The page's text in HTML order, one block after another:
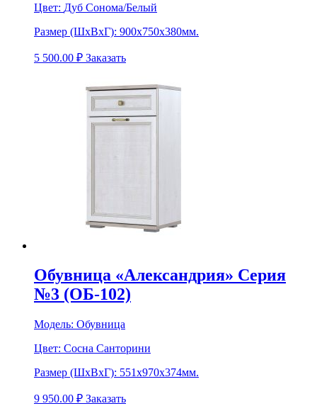
Цвет: Дуб Сонома/Белый
Размер (ШхВхГ): 900х750х380мм.
5 500.00 ₽ Заказать
Обувница «Александрия» Серия
№3 (ОБ-102)
Модель: Обувница
Цвет: Сосна Санторини
Размер (ШхВхГ): 551х970х374мм.
9 950.00 ₽ Заказать